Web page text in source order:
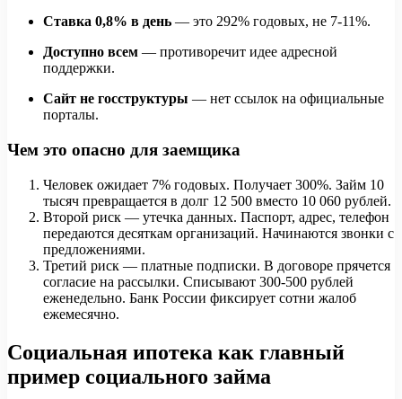
Ставка 0,8% в день — это 292% годовых, не 7-11%.
Доступно всем — противоречит идее адресной
поддержки.
Сайт не госструктуры — нет ссылок на официальные
порталы.
Чем это опасно для заемщика
Человек ожидает 7% годовых. Получает 300%. Займ 10
тысяч превращается в долг 12 500 вместо 10 060 рублей.
Второй риск — утечка данных. Паспорт, адрес, телефон
передаются десяткам организаций. Начинаются звонки с
предложениями.
Третий риск — платные подписки. В договоре прячется
согласие на рассылки. Списывают 300-500 рублей
еженедельно. Банк России фиксирует сотни жалоб
ежемесячно.
Социальная ипотека как главный
пример социального займа